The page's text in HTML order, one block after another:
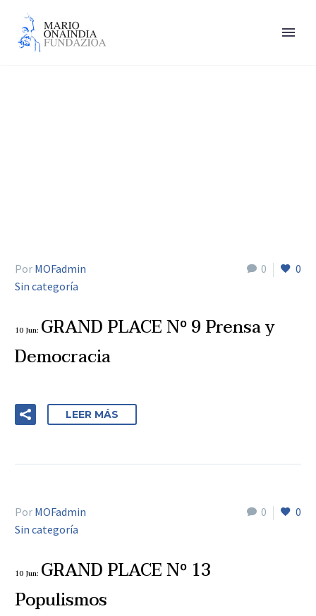
0 0
Por MOFadmin
Sin categoría
10 Jun: GRAND PLACE Nº 9 Prensa y
Democracia
LEER MÁS
0 0
Por MOFadmin
Sin categoría
10 Jun: GRAND PLACE Nº 13
Populismos